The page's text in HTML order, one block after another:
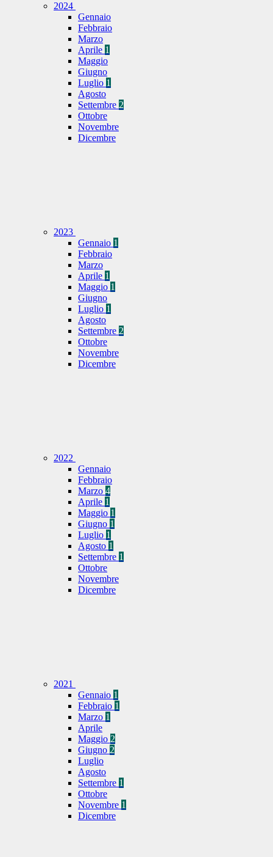
2024
Gennaio
Febbraio
Marzo
Aprile 1
Maggio
Giugno
Luglio 1
Agosto
Settembre 2
Ottobre
Novembre
Dicembre
2023
Gennaio 1
Febbraio
Marzo
Aprile 1
Maggio 1
Giugno
Luglio 1
Agosto
Settembre 2
Ottobre
Novembre
Dicembre
2022
Gennaio
Febbraio
Marzo 4
Aprile 1
Maggio 1
Giugno 1
Luglio 1
Agosto 1
Settembre 1
Ottobre
Novembre
Dicembre
2021
Gennaio 1
Febbraio 1
Marzo 1
Aprile
Maggio 2
Giugno 2
Luglio
Agosto
Settembre 1
Ottobre
Novembre 1
Dicembre